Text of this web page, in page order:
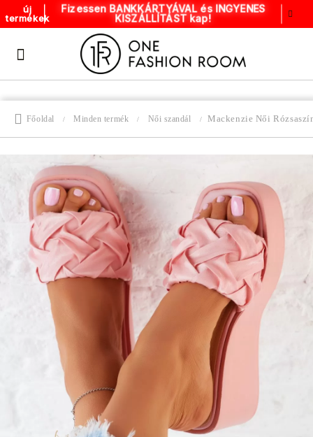
új
termékek
Fizessen BANKKÁRTYÁVAL és INGYENES
KISZÁLLÍTÁST kap!
Főoldal Minden termék Női szandál Mackenzie Női